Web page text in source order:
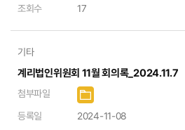
조회수 17
기타
계리법인위원회 11월 회의록_2024.11.7
첨부파일
등록일
2024-11-08